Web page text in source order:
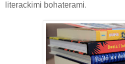
literackimi bohaterami.